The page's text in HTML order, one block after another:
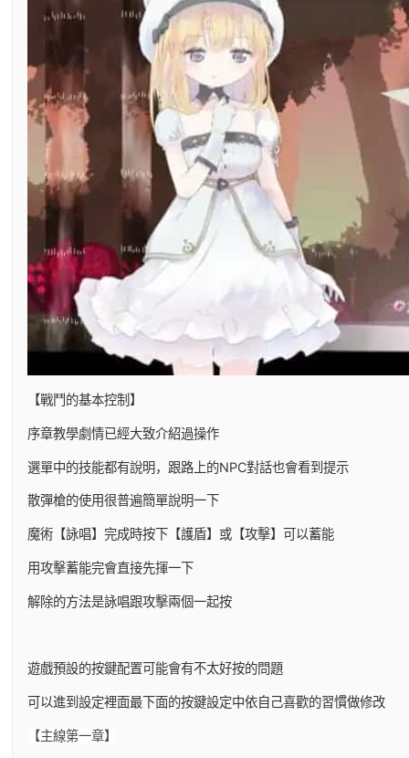
【戰鬥的基本控制】
序章教學劇情已經大致介紹過操作
選單中的技能都有說明，跟路上的NPC對話也會看到提示
散彈槍的使用很普遍簡單說明一下
魔術【詠唱】完成時按下【護盾】或【攻擊】可以蓄能
用攻擊蓄能完會直接先揮一下
解除的方法是詠唱跟攻擊兩個一起按
遊戲預設的按鍵配置可能會有不太好按的問題
可以進到設定裡面最下面的按鍵設定中依自己喜歡的習慣做修改
【主線第一章】